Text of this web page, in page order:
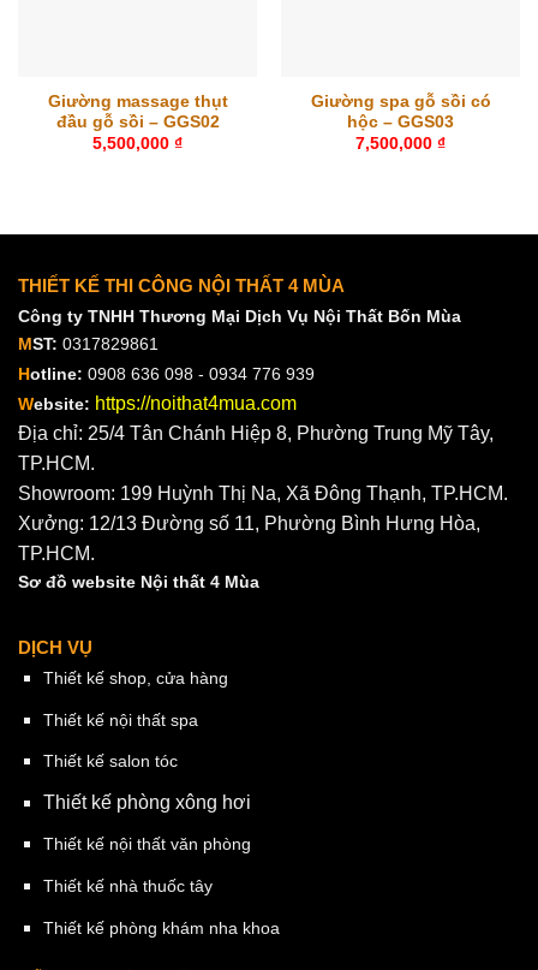
Giường massage thụt
đầu gỗ sồi – GGS02
5,500,000 ₫
Giường spa gỗ sồi có
hộc – GGS03
7,500,000 ₫
THIẾT KẾ THI CÔNG NỘI THẤT 4 MÙA
Công ty TNHH Thương Mại Dịch Vụ Nội Thất Bốn Mùa
MST: 0317829861
Hotline: 0908 636 098 - 0934 776 939
Website: https://noithat4mua.com
Địa chỉ: 25/4 Tân Chánh Hiệp 8, Phường Trung Mỹ Tây,
TP.HCM.
Showroom: 199 Huỳnh Thị Na, Xã Đông Thạnh, TP.HCM.
Xưởng: 12/13 Đường số 11, Phường Bình Hưng Hòa,
TP.HCM.
Sơ đồ website Nội thất 4 Mùa
DỊCH VỤ
Thiết kế shop, cửa hàng
Thiết kế nội thất spa
Thiết kế salon tóc
Thiết kế phòng xông hơi
Thiết kế nội thất văn phòng
Thiết kế nhà thuốc tây
Thiết kế phòng khám nha khoa